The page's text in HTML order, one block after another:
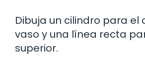
Dibuja un cilindro para el
vaso y una línea recta
superior.